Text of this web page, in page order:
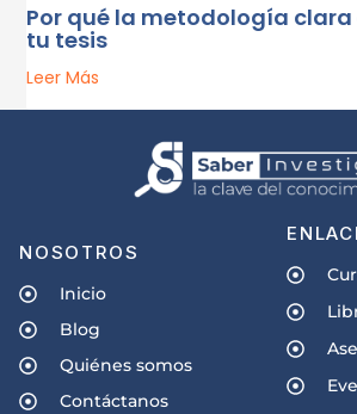
Por qué la metodología clara
tu tesis
Leer Más
NOSOTROS
Inicio
Blog
Quiénes somos
Contáctanos